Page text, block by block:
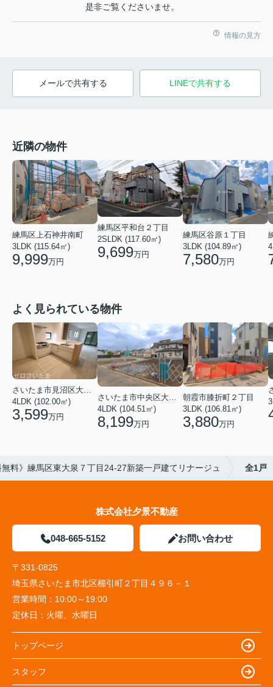
是非ご覧くださいませ。
情報の見方
メールで共有する LINEで共有する
近隣の物件
練馬区上石神井南町
3LDK (115.64㎡)
9,999万円
練馬区平和台２丁目
2SLDK (117.60㎡)
9,699万円
練馬区谷原１丁目
3LDK (104.89㎡)
7,580万円
よく見られている物件
さいたま市見沼区大字蓮沼
4LDK (102.00㎡)
3,599万円
さいたま市中央区大戸３丁目
4LDK (104.51㎡)
8,199万円
朝霞市膝折町２丁目
3LDK (106.81㎡)
3,880万円
料》練馬区東大泉７丁目24-27新築一戸建てリナージュ 全1戸
株式会社夕景不動産
048-665-5152 お問い合わせ
〒331-0825
埼玉県さいたま市北区櫛引町２丁目４９６－１
営業時間： 10:00～19:00
定休日： 火曜、水曜日
トップページ
スタッフ